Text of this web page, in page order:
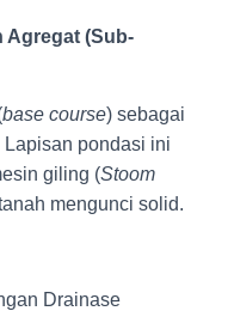
Agregat (Sub-
base course) sebagai
pondasi ini
giling (Stoom
mengunci solid.
Drainase